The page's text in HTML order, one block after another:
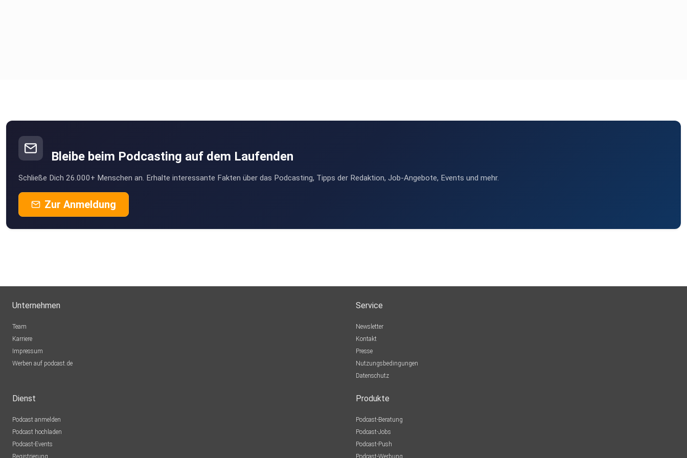
Bleibe beim Podcasting auf dem Laufenden
Schließe Dich 26.000+ Menschen an. Erhalte interessante Fakten über das Podcasting, Tipps der Redaktion, Job-Angebote, Events und mehr.
Zur Anmeldung
Unternehmen
Team
Karriere
Impressum
Werben auf podcast.de
Service
Newsletter
Kontakt
Presse
Nutzungsbedingungen
Datenschutz
Dienst
Podcast anmelden
Podcast hochladen
Podcast-Events
Registrierung
Produkte
Podcast-Beratung
Podcast-Jobs
Podcast-Push
Podcast-Werbung